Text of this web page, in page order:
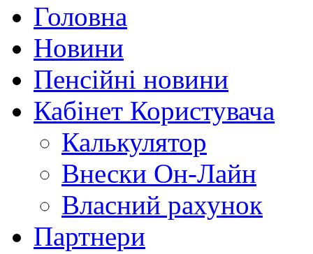
Головна
Новини
Пенсійні новини
Кабінет Користувача
Калькулятор
Внески Он-Лайн
Власний рахунок
Партнери